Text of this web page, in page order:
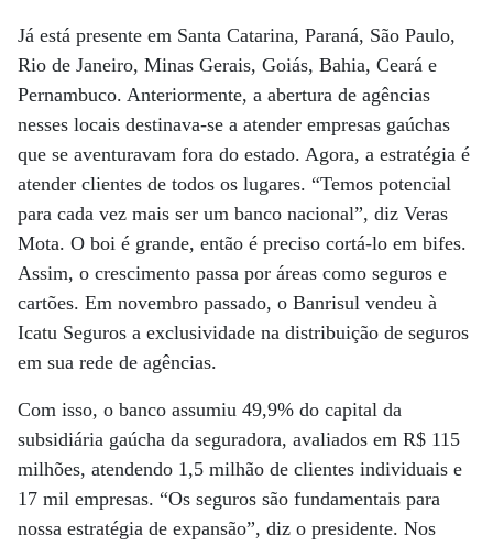
Já está presente em Santa Catarina, Paraná, São Paulo,
Rio de Janeiro, Minas Gerais, Goiás, Bahia, Ceará e
Pernambuco. Anteriormente, a abertura de agências
nesses locais destinava-se a atender empresas gaúchas
que se aventuravam fora do estado. Agora, a estratégia é
atender clientes de todos os lugares. “Temos potencial
para cada vez mais ser um banco nacional”, diz Veras
Mota. O boi é grande, então é preciso cortá-lo em bifes.
Assim, o crescimento passa por áreas como seguros e
cartões. Em novembro passado, o Banrisul vendeu à
Icatu Seguros a exclusividade na distribuição de seguros
em sua rede de agências.
Com isso, o banco assumiu 49,9% do capital da
subsidiária gaúcha da seguradora, avaliados em R$ 115
milhões, atendendo 1,5 milhão de clientes individuais e
17 mil empresas. “Os seguros são fundamentais para
nossa estratégia de expansão”, diz o presidente. Nos